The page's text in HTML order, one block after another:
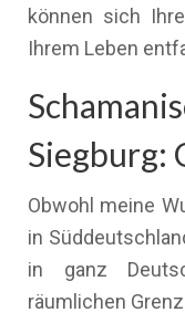
können sich
Ihrem Leben
Siegburg:
Obwohl meine
in
in ganz
räumlichen